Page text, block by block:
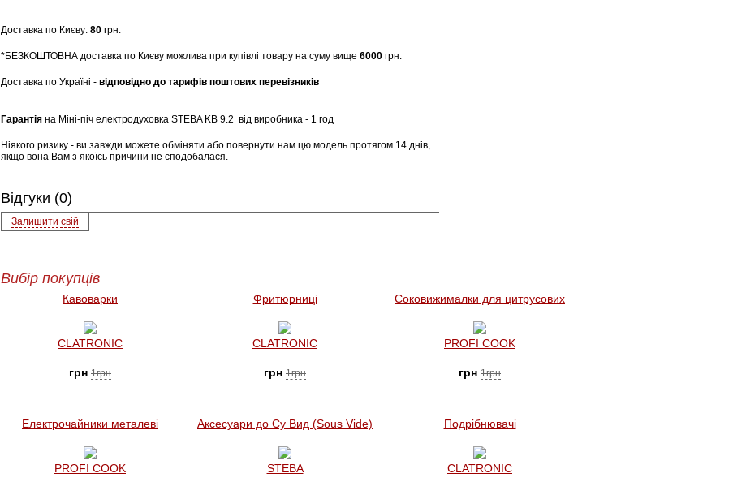
Доставка по Києву: 80 грн.
*БЕЗКОШТОВНА доставка по Києву можлива при купівлі товару на суму вище 6000 грн.
Доставка по Україні - відповідно до тарифів поштових перевізників
Гарантія на Міні-піч електродуховка STEBA KB 9.2 від виробника - 1 год
Ніякого ризику - ви завжди можете обміняти або повернути нам цю модель протягом 14 днів,
якщо вона Вам з якоїсь причини не сподобалася.
Відгуки (0)
Залишити свій
Вибір покупців
Кавоварки
CLATRONIC
грн 1грн
Фритюрниці
CLATRONIC
грн 1грн
Соковижималки для цитрусових
PROFI COOK
грн 1грн
Електрочайники металеві
PROFI COOK
Аксесуари до Су Вид (Sous Vide)
STEBA
Подрібнювачі
CLATRONIC